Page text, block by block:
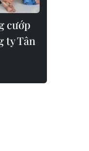
cướp
ty Tân